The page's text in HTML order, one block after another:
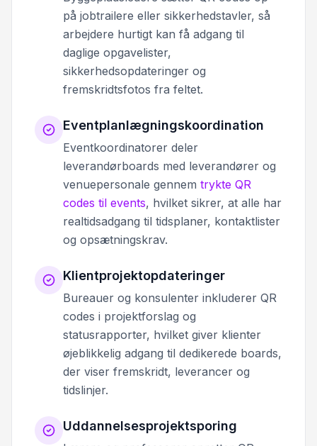
på jobtrailere eller sikkerhedstavler, så
arbejdere hurtigt kan få adgang til
daglige opgavelister,
sikkerhedsopdateringer og
fremskridtsfotos fra feltet.
Eventplanlægningskoordination
Eventkoordinatorer deler
leverandørboards med leverandører og
venuepersonale gennem trykte QR
codes til events, hvilket sikrer, at alle har
realtidsadgang til tidsplaner, kontaktlister
og opsætningskrav.
Klientprojektopdateringer
Bureauer og konsulenter inkluderer QR
codes i projektforslag og
statusrapporter, hvilket giver klienter
øjeblikkelig adgang til dedikerede boards,
der viser fremskridt, leverancer og
tidslinjer.
Uddannelsesprojektsporing